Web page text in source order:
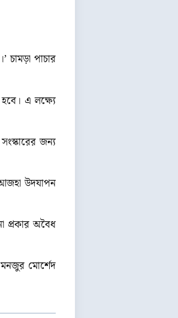
চামড়া পাচার
এ লক্ষ্যে
জন্য
আজহা উদযাপন
প্রকার অবৈধ
মনজুর মোর্শেদ